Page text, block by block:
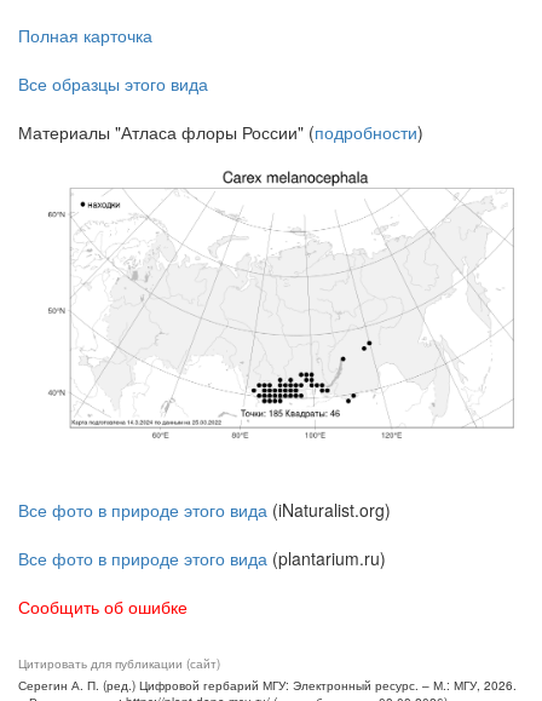
Полная карточка
Все образцы этого вида
Материалы "Атласа флоры России" (подробности)
Все фото в природе этого вида (iNaturalist.org)
Все фото в природе этого вида (plantarium.ru)
Сообщить об ошибке
Цитировать для публикации (сайт)
Серегин А. П. (ред.) Цифровой гербарий МГУ: Электронный ресурс. – М.: МГУ, 2026.